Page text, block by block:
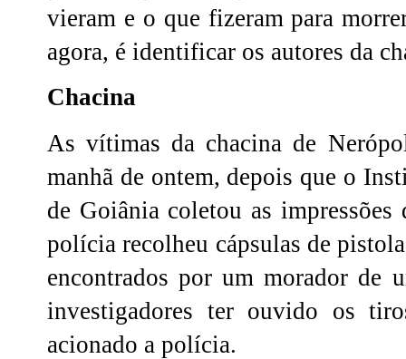
vieram e o que fizeram para
agora, é identificar os autores da
Chacina
As vítimas da chacina de
manhã de ontem, depois que o
de Goiânia coletou as
polícia recolheu cápsulas de
encontrados por um morador de
investigadores ter ouvido os
acionado a polícia.